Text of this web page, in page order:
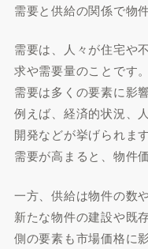
需要と供給の関係で物
需要は、人々が住宅や
求や需要量のことです。
需要は多くの要素に影
例えば、経済的状況、
開発などが挙げられます
需要が高まると、物件
一方、供給は物件の数
新たな物件の建設や既
側の要素も市場価格に